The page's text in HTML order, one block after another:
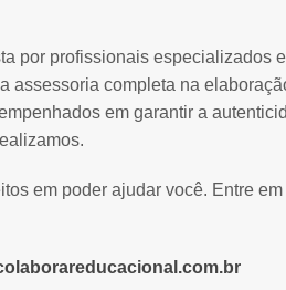
por profissionais especializados
assessoria completa na
em garantir a
em poder ajudar você. Entre